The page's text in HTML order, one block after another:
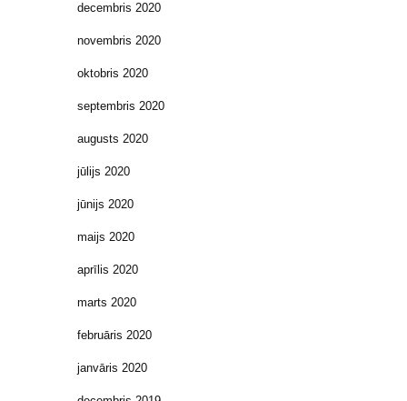
decembris 2020
novembris 2020
oktobris 2020
septembris 2020
augusts 2020
jūlijs 2020
jūnijs 2020
maijs 2020
aprīlis 2020
marts 2020
februāris 2020
janvāris 2020